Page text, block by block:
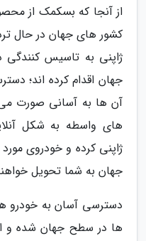
از آنجا که بسکمک از
کشور های جهان در حال
ژاپنی به تاسیس
جهان اقدام کرده اند؛
آن ها به آسانی صورت می
های واسطه به شکل
ژاپنی کرده و خودروی
جهان به شما تحویل
دسترسی آسان به خودرو
ها در سطح جهان شده و